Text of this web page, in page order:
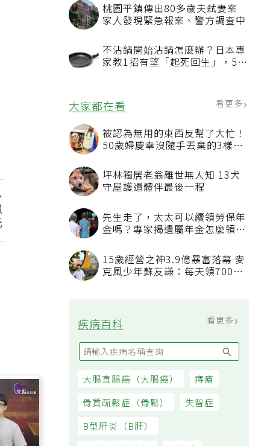
桃園平鎮傳出80多歲夫弒妻案
家人發現緊急報案、警方調查中
不沾鍋開始沾鍋怎麼辦？日本專
家教1招有望「起死回生」，5情
大家都在看
被認為無用的東西反幫了大忙！
50歲婦慶幸沒隨手丟棄的3樣物
品
坪林獨居老翁離世無人知 13犬
先生走了，太太可以續領勞保年
看順位還要看資格
15歲經營之神3.9億暴富落幕 麥
疾病百科